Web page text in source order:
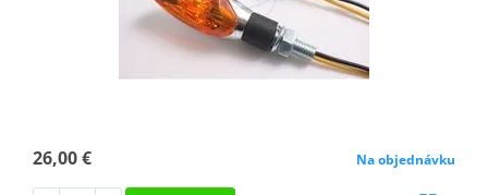
26,00 € Na objednávku